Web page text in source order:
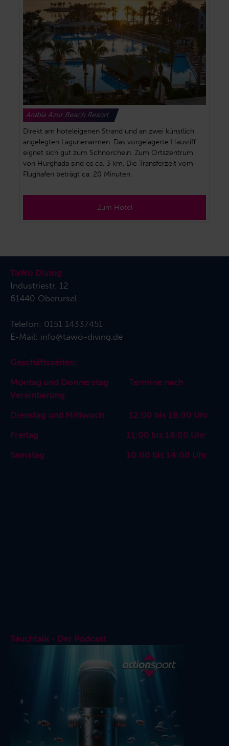
Arabia Azur Beach Resort
Direkt am hoteleigenen Strand und an zwei künstlich
angelegten Lagunenarmen. Das vorgelagerte Hausriff
eignet sich gut zum Schnorcheln. Zum Ortszentrum
von Hurghada sind es ca. 3 km. Die Transferzeit vom
Flughafen beträgt ca. 20 Minuten.
Zum Hotel
TaWo Diving
Industriestr. 12
61440 Oberursel
Telefon: 0151 14337451
E-Mail: info@tawo-diving.de
Geschäftszeiten:
Montag und Donnerstag Termine nach
Vereinbarung
Dienstag und Mittwoch 12:00 bis 18:00 Uhr
Freitag 11:00 bis 18:00 Uhr
Samstag 10:00 bis 14:00 Uhr
Tauchtalk - Der Podcast